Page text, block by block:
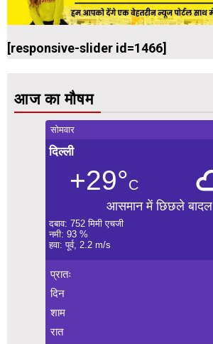
[responsive-slider id=1466]
आज का मौषम
सोमवार
दिल्ली
+29°C
आसमान में छिछले बादल
दबाव: 752 मिमी एचजी
नमी: 93 %
हवा: पूर्व, 2.2 m/s
प्रातः
दिन
शाम
रात